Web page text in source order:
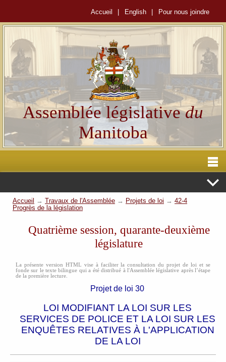
Accueil English Pour nous joindre
Assemblée législativedu
Manitoba
Accueil → Travaux de l'Assemblée → Projets de loi → 42-4
Progrès de la législation
Quatrième session, quarante-deuxième
législature
La présente version HTML vise à faciliter la consultation du projet de loi et se
fonde sur le texte bilingue qui a été distribué à l'Assemblée législative après l’étape
de la première lecture.
Projet de loi 30
LOI MODIFIANT LA LOI SUR LES
SERVICES DE POLICE ET LA LOI SUR LES
ENQUÊTES RELATIVES À L'APPLICATION
DE LA LOI